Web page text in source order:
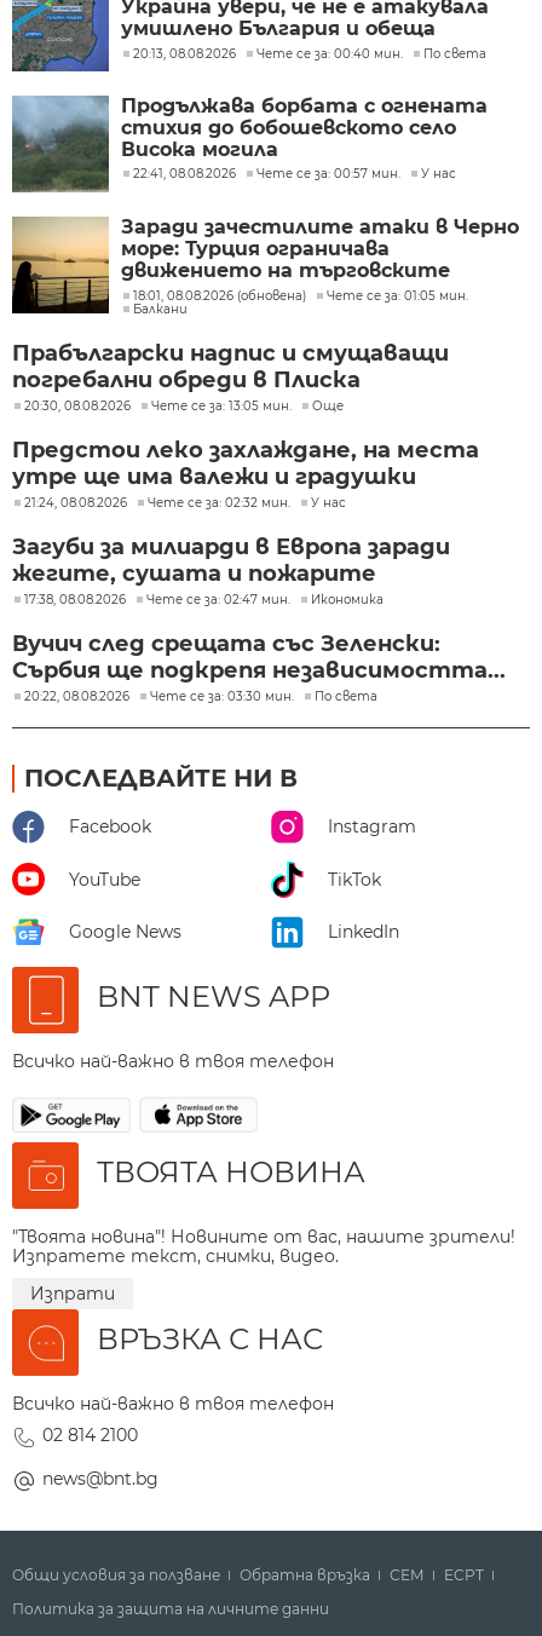
Украйна увери, че не е атакувала
умишлено България и обеща
разследване
20:13, 08.08.2026 Чете се за: 00:40 мин. По света
Продължава борбата с огнената
стихия до бобошевското село
Висока могила
22:41, 08.08.2026 Чете се за: 00:57 мин. У нас
Заради зачестилите атаки в Черно
море: Турция ограничава
движението на търговските
кораби
18:01, 08.08.2026 (обновена)
Чете се за: 01:05 мин.
Балкани
Прабългарски надпис и смущаващи
погребални обреди в Плиска
20:30, 08.08.2026 Чете се за: 13:05 мин. Още
Предстои леко захлаждане, на места
утре ще има валежи и градушки
21:24, 08.08.2026 Чете се за: 02:32 мин. У нас
Загуби за милиарди в Европа заради
жегите, сушата и пожарите
17:38, 08.08.2026 Чете се за: 02:47 мин. Икономика
Вучич след срещата със Зеленски:
Сърбия ще подкрепя независимостта...
20:22, 08.08.2026 Чете се за: 03:30 мин. По света
ПОСЛЕДВАЙТЕ НИ В
Facebook Instagram
YouTube TikTok
Google News LinkedIn
BNT NEWS APP
Всичко най-важно в твоя телефон
ТВОЯТА НОВИНА
"Твоята новина"! Новините от вас, нашите зрители!
Изпратете текст, снимки, видео.
Изпрати
ВРЪЗКА С НАС
Всичко най-важно в твоя телефон
02 814 2100
news@bnt.bg
Общи условия за ползване Обратна връзка СЕМ
ECPT
Политика за защита на личните данни